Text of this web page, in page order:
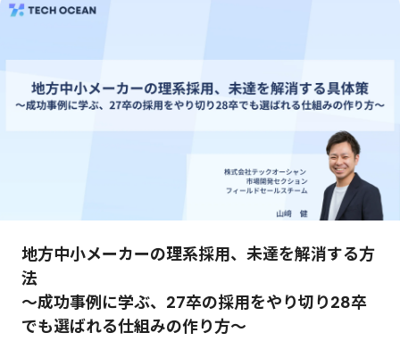
地方中小メーカーの理系採用、未達を解消する方
法
～成功事例に学ぶ、27卒の採用をやり切り28卒
でも選ばれる仕組みの作り方～